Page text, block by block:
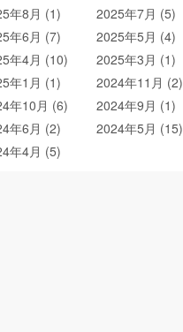
年8月 (1)
2025年7月 (5)
年6月 (7)
2025年5月 (4)
年4月 (10)
2025年3月 (1)
年1月 (1)
2024年11月 (2)
年10月 (6)
2024年9月 (1)
年6月 (2)
2024年5月 (15)
年4月 (5)